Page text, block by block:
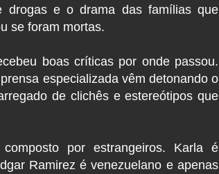
drogas e o drama das famílias que
se foram mortas.
boas críticas por onde passou.
especializada vêm detonando o
de clichês e estereótipos que
por estrangeiros. Karla é
Ramirez é venezuelano e apenas